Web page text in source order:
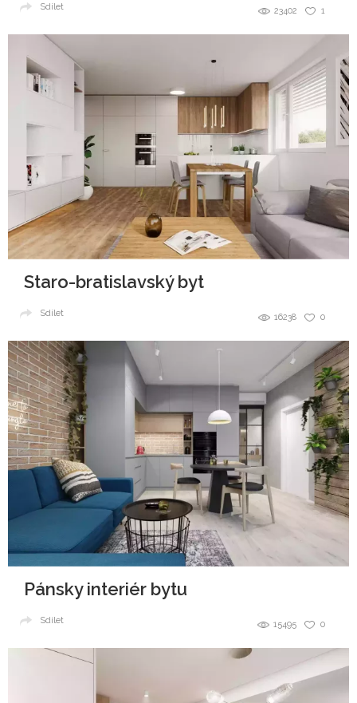
1
23402
Sdílet
Staro-bratislavský byt
0
16238
Sdílet
Pánsky interiér bytu
0
15495
Sdílet